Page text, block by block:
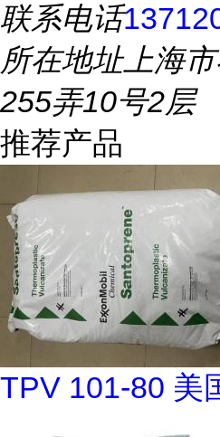
联系电话
所在地址上海
255弄10号2层
推荐产品
TPV 101-80 美